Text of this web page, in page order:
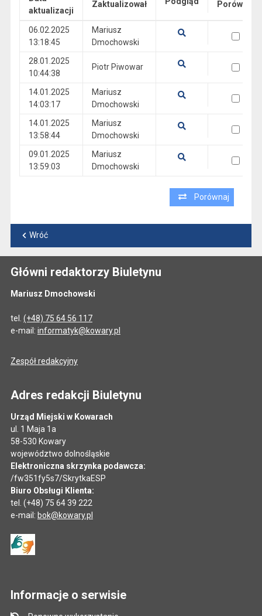
aktualizacji
Zaktualizował Porównaj
06.02.2025
13:18:45
Mariusz
Dmochowski
28.01.2025
10:44:38
Piotr Piwowar
14.01.2025
14:03:17
Mariusz
Dmochowski
14.01.2025
13:58:44
Mariusz
Dmochowski
09.01.2025
13:59:03
Mariusz
Dmochowski
Porównaj
Wróć
Główni redaktorzy Biuletynu
Mariusz Dmochowski
tel. (+48) 75 64 56 117
e-mail: informatyk@kowary.pl
Zespół redakcyjny
Adres redakcji Biuletynu
Urząd Miejski w Kowarach
ul. 1 Maja 1a
58-530 Kowary
województwo dolnośląskie
Elektroniczna skrzynka podawcza:
/fw351fy5s7/SkrytkaESP
Biuro Obsługi Klienta:
tel. (+48) 75 64 39 222
e-mail: bok@kowary.pl
Informacje o serwisie